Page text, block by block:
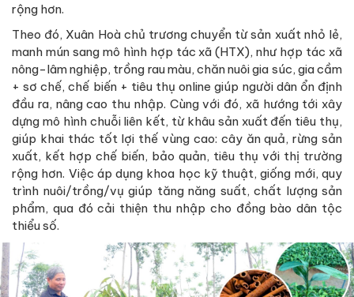
rộng hơn.
Theo đó, Xuân Hoà chủ trương chuyển từ sản xuất nhỏ lẻ,
manh mún sang mô hình hợp tác xã (HTX), như hợp tác xã
nông-lâm nghiệp, trồng rau màu, chăn nuôi gia súc, gia cầm
+ sơ chế, chế biến + tiêu thụ online giúp người dân ổn định
đầu ra, nâng cao thu nhập. Cùng với đó, xã hướng tới xây
dựng mô hình chuỗi liên kết, từ khâu sản xuất đến tiêu thụ,
giúp khai thác tốt lợi thế vùng cao: cây ăn quả, rừng sản
xuất, kết hợp chế biến, bảo quản, tiêu thụ với thị trường
rộng hơn. Việc áp dụng khoa học kỹ thuật, giống mới, quy
trình nuôi/trồng/vụ giúp tăng năng suất, chất lượng sản
phẩm, qua đó cải thiện thu nhập cho đồng bào dân tộc
thiểu số.